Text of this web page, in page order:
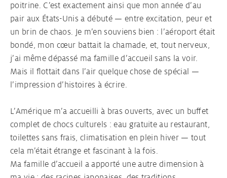
Ton contrat Au pair
Visa Au pair
poitrine. C’est exactement ainsi que mon année d’au
pair aux États-Unis a débuté — entre excitation, peur et
un brin de chaos. Je m’en souviens bien : l’aéroport était
bondé, mon cœur battait la chamade, et, tout nerveux,
j’ai même dépassé ma famille d’accueil sans la voir.
Mais il flottait dans l’air quelque chose de spécial —
l’impression d’histoires à écrire.
L’Amérique m’a accueilli à bras ouverts, avec un buffet
complet de chocs culturels : eau gratuite au restaurant,
toilettes sans frais, climatisation en plein hiver — tout
cela m’était étrange et fascinant à la fois.
Ma famille d’accueil a apporté une autre dimension à